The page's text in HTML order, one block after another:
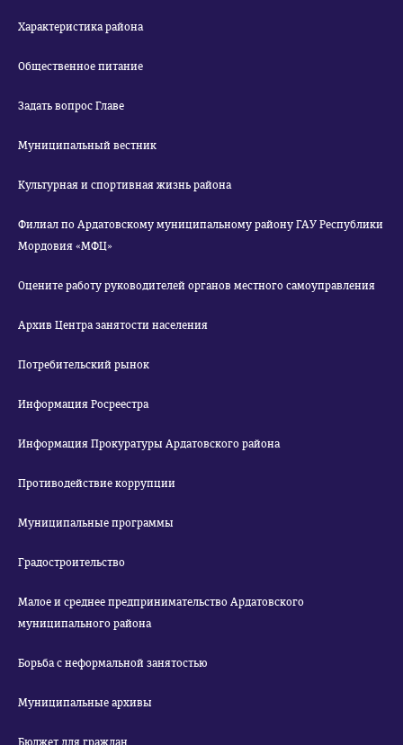
Характеристика района
Общественное питание
Задать вопрос Главе
Муниципальный вестник
Культурная и спортивная жизнь района
Филиал по Ардатовскому муниципальному району ГАУ Республики
Мордовия «МФЦ»
Оцените работу руководителей органов местного самоуправления
Архив Центра занятости населения
Потребительский рынок
Информация Росреестра
Информация Прокуратуры Ардатовского района
Противодействие коррупции
Муниципальные программы
Градостроительство
Малое и среднее предпринимательство Ардатовского
муниципального района
Борьба с неформальной занятостью
Муниципальные архивы
Бюджет для граждан